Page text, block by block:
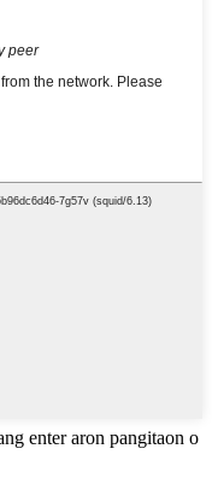
enter aron pangitaon o